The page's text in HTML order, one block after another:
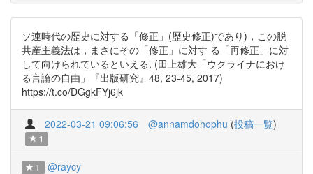
ソ連時代の歴史に対する「修正」(歴史修正)であり)，この脱
共産主義法は，まさにその「修正」に対す る「再修正」に対
して向けられているといえる. (田上雄大「ウクライナにおけ
る言論の自由」『出版研究』48, 23-45, 2017)
https://t.co/DGgkFYj6jk
2022-03-21 09:06:56 @annamdohophu (投稿一覧)
1
1 @raycy